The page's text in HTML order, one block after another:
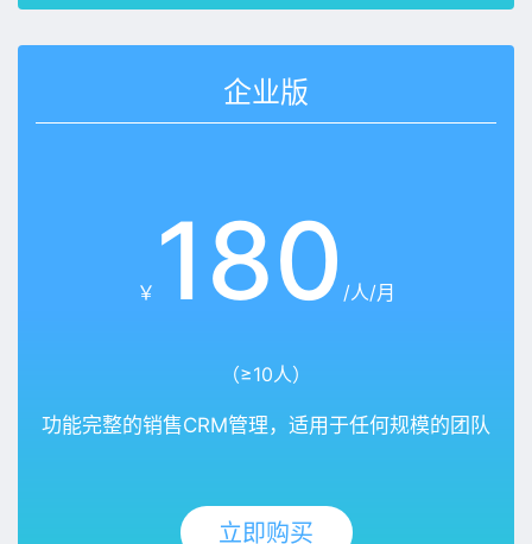
企业版
￥ 180 /人/月
（≥10人）
功能完整的销售CRM管理，适用于任何规模的团队
立即购买